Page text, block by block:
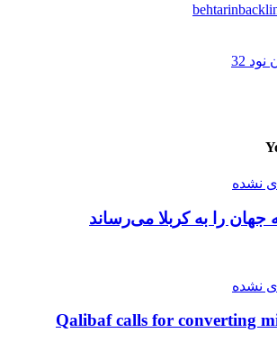
32
نشده
جهان را به کربلا می‌رساند
نشده
Qalibaf calls for converting